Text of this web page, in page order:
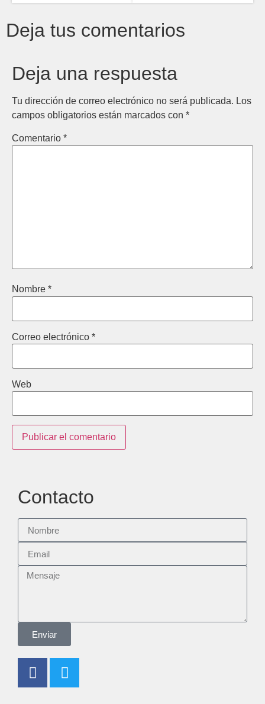
Deja tus comentarios
Deja una respuesta
Tu dirección de correo electrónico no será publicada. Los
campos obligatorios están marcados con *
Comentario *
Nombre *
Correo electrónico *
Web
Contacto
Enviar